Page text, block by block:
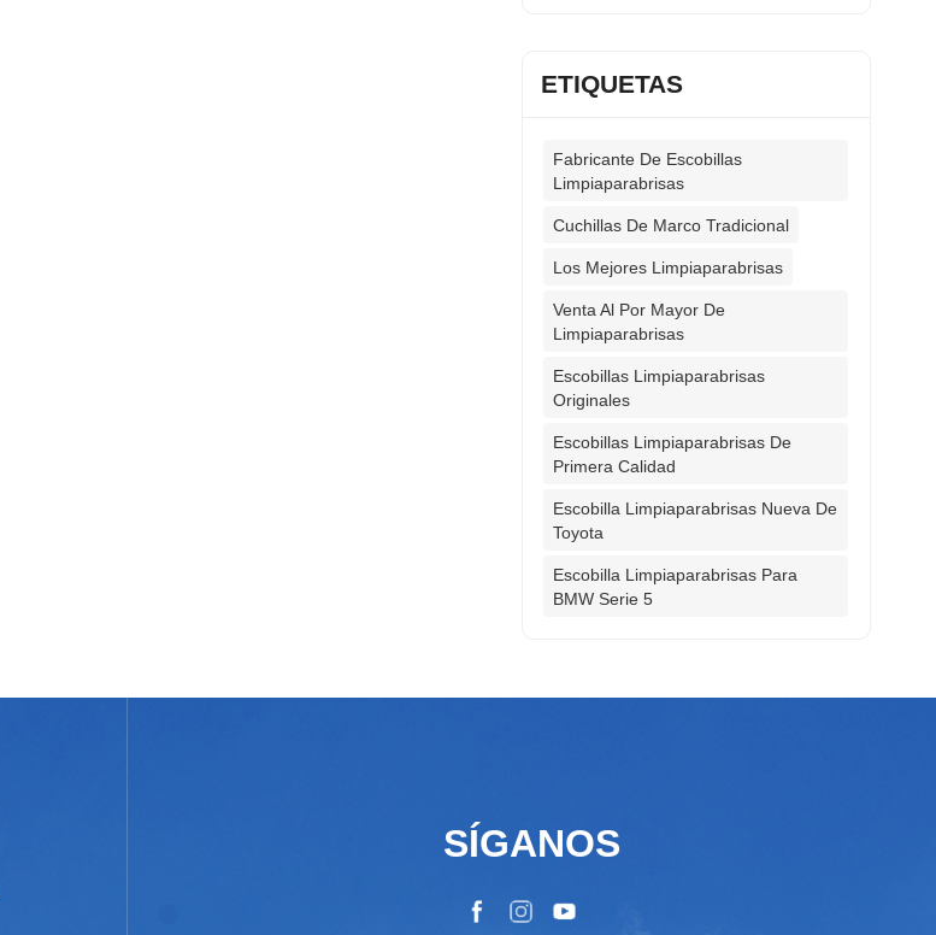
ETIQUETAS
Fabricante De Escobillas
Limpiaparabrisas
Cuchillas De Marco Tradicional
Los Mejores Limpiaparabrisas
Venta Al Por Mayor De
Limpiaparabrisas
Escobillas Limpiaparabrisas
Originales
Escobillas Limpiaparabrisas De
Primera Calidad
Escobilla Limpiaparabrisas Nueva De
Toyota
Escobilla Limpiaparabrisas Para
BMW Serie 5
SÍGANOS